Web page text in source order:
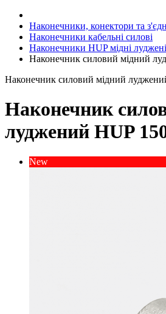
Наконечники, конектори та
Наконечники кабельні силові
Наконечники HUP мідні луджені
Наконечник силовий мідний
Наконечник силовий мідний
Наконечник
луджений HUP
New